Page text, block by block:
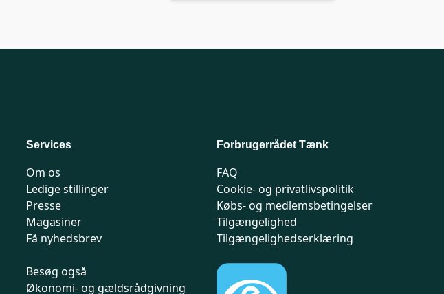
Services
Om os
Ledige stillinger
Presse
Magasiner
Få nyhedsbrev
Besøg også
Økonomi- og gældsrådgivning
Forbrugerrådet Tænk
FAQ
Cookie- og privatlivspolitik
Købs- og medlemsbetingelser
Tilgængelighed
Tilgængelighedserklæring